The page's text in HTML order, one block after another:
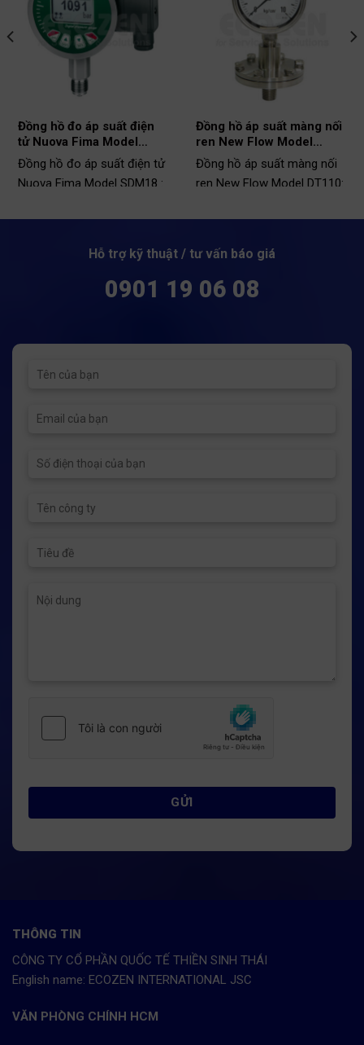
Đồng hồ đo áp suất điện
tử Nuova Fima Model
SDM18
Đồng hồ đo áp suất điện tử
Nuova Fima Model SDM18 :
Phạm vi đo: -1 ~ 1600bar
Đồng hồ áp suất màng nối
ren New Flow Model
DT110
Đồng hồ áp suất màng nối
ren New Flow Model DT110:
Kích thước màng: ø55, ø75,
Kết nối: ren
Hỗ trợ kỹ thuật / tư vấn báo giá
0901 19 06 08
THÔNG TIN
CÔNG TY CỔ PHẦN QUỐC TẾ THIỀN SINH THÁI
English name: ECOZEN INTERNATIONAL JSC
VĂN PHÒNG CHÍNH HCM